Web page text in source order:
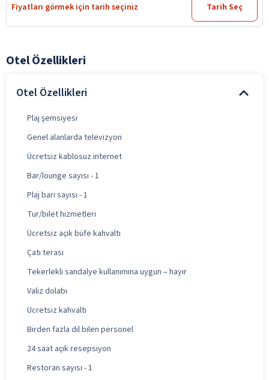
Fiyatları görmek için tarih seçiniz Tarih Seç
Otel Özellikleri
Otel Özellikleri
Plaj şemsiyesi
Genel alanlarda televizyon
Ücretsiz kablosuz internet
Bar/lounge sayısı - 1
Plaj barı sayısı - 1
Tur/bilet hizmetleri
Ücretsiz açık büfe kahvaltı
Çatı terası
Tekerlekli sandalye kullanımına uygun – hayır
Valiz dolabı
Ücretsiz kahvaltı
Birden fazla dil bilen personel
24 saat açık resepsiyon
Restoran sayısı - 1